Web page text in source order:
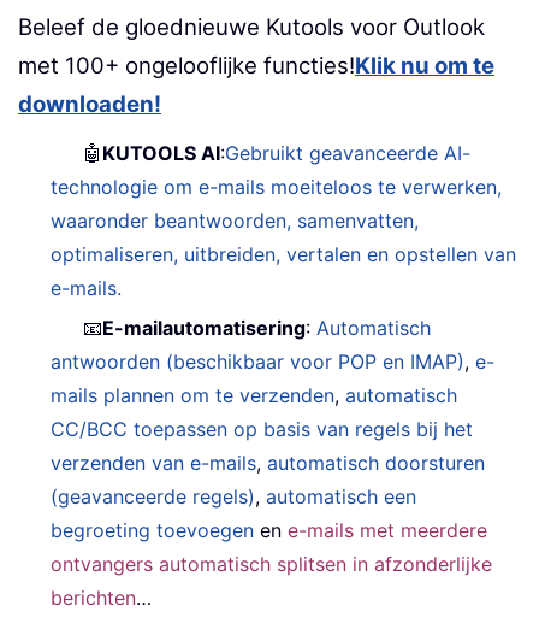
Beleef de gloednieuwe Kutools voor Outlook
met 100+ ongelooflijke functies!Klik nu om te
downloaden!
🤖 KUTOOLS AI:Gebruikt geavanceerde AI-
technologie om e-mails moeiteloos te verwerken,
waaronder beantwoorden, samenvatten,
optimaliseren, uitbreiden, vertalen en opstellen van
e-mails.
📧E-mailautomatisering: Automatisch
antwoorden (beschikbaar voor POP en IMAP),e-
mails plannen om te verzenden,automatisch
CC/BCC toepassen op basis van regels bij het
verzenden van e-mails,automatisch doorsturen
(geavanceerde regels),automatisch een
begroeting toevoegen ene-mails met meerdere
ontvangers automatisch splitsen in afzonderlijke
berichten…